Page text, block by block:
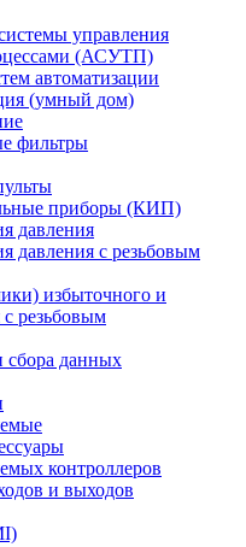
управления
(АСУТП)
автоматизации
(умный дом)
фильтры
приборы (КИП)
давления
давления с резьбовым
избыточного и
резьбовым
сбора данных
контроллеров
и выходов